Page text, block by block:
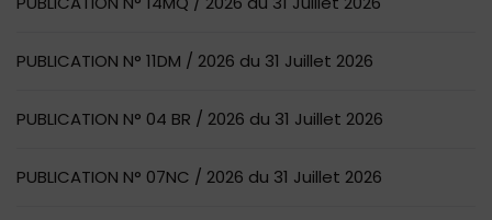
PUBLICATION N° 11DM / 2026 du 31 Juillet 2026
PUBLICATION N° 04 BR / 2026 du 31 Juillet 2026
PUBLICATION N° 07NC / 2026 du 31 Juillet 2026